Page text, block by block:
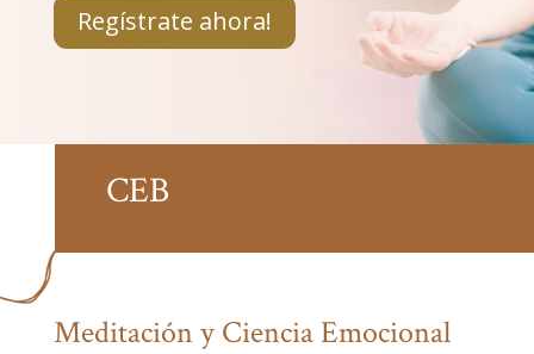
Regístrate ahora!
CEB
Meditación y Ciencia Emocional